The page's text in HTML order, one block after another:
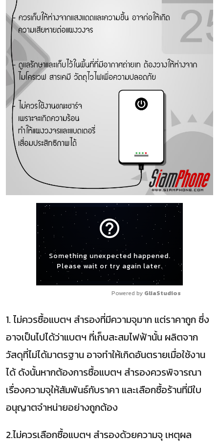
help_outline
Something unexpected happened.
Please wait or try again later.
Powered by GliaStudios
1. ไม่ควรซื้อแบตฯ สำรองที่มีความจุมาก แต่ราคาถูก ซึ่ง
อาจเป็นไปได้ว่าแบตฯ ที่เก็บสะสมไฟฟ้านั้น ผลิตจาก
วัสดุที่ไม่ได้มาตรฐาน อาจทำให้เกิดอันตรายเมื่อใช้งาน
ได้ ดังนั้นหากต้องการซื้อแบตฯ สำรองควรพิจารณา
เรื่องความจุให้สัมพันธ์กับราคา และเลือกซื้อร้านที่มีใบ
อนุญาตจำหน่ายอย่างถูกต้อง
2.ไม่ควรเลือกซื้อแบตฯ สำรองด้วยความจุ เหตุผล